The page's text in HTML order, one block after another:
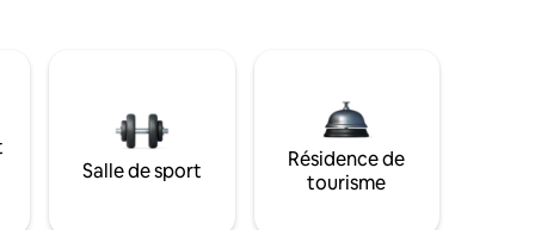
Salle de sport
Résidence de
tourisme